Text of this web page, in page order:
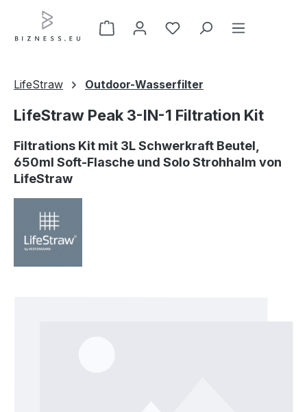
Zum Hauptinhalt springen
LifeStraw Outdoor-Wasserfilter
LifeStraw Peak 3-IN-1 Filtration Kit
Filtrations Kit mit 3L Schwerkraft Beutel,
650ml Soft-Flasche und Solo Strohhalm von
LifeStraw